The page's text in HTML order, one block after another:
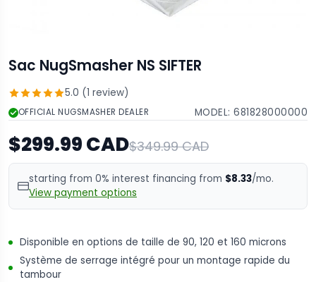
Sac NugSmasher NS SIFTER
5.0 (1 review)
OFFICIAL NUGSMASHER DEALER MODEL: 681828000000
$299.99 CAD$349.99 CAD
starting from 0% interest financing from $8.33/mo.
View payment options
Disponible en options de taille de 90, 120 et 160 microns
Système de serrage intégré pour un montage rapide du
tambour